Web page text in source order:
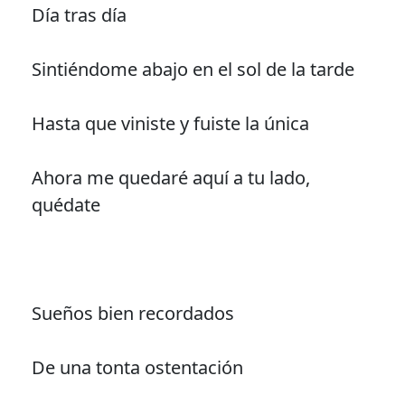
Día tras día
Sintiéndome abajo en el sol de la tarde
Hasta que viniste y fuiste la única
Ahora me quedaré aquí a tu lado,
quédate
Sueños bien recordados
De una tonta ostentación